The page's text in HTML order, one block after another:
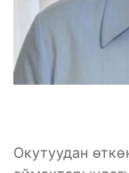
Окутуудан